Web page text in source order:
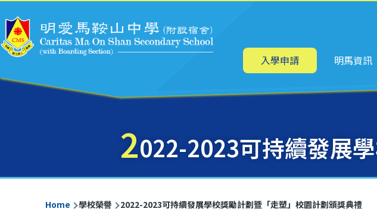
Main
入學申請 明馬資訊
2022-2023可持續發展
Breadcrumb
Home 學校榮譽 2022-2023可持續發展學校獎勵計劃暨「走塑」校園計劃頒獎典禮